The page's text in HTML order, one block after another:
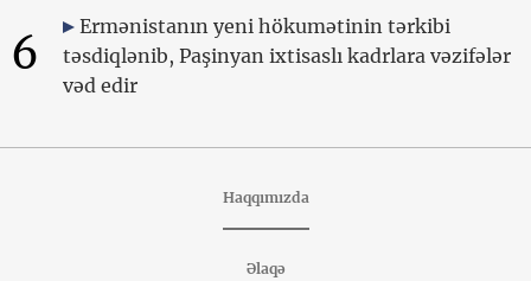
6
Ermənistanın yeni hökumətinin tərkibi
təsdiqlənib, Paşinyan ixtisaslı kadrlara vəzifələr
vəd edir
Haqqımızda
Əlaqə